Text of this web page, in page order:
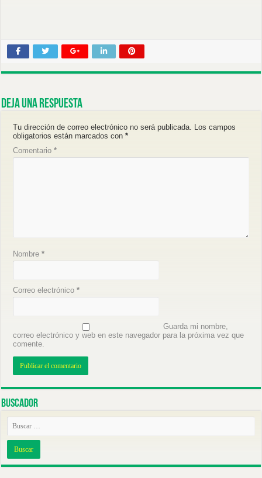
Deja una respuesta
Tu dirección de correo electrónico no será publicada. Los campos
obligatorios están marcados con*
Comentario*
Nombre*
Correo electrónico*
Guarda mi nombre,
correo electrónico y web en este navegador para la próxima vez que
comente.
Buscador